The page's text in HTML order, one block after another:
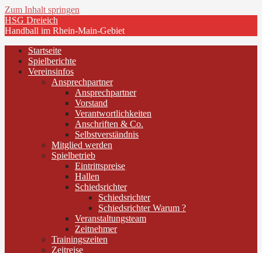
Zum Inhalt springen
HSG Dreieich
Handball im Rhein-Main-Gebiet
Startseite
Spielberichte
Vereinsinfos
Ansprechpartner
Ansprechpartner
Vorstand
Verantwortlichkeiten
Anschriften & Co.
Selbstverständnis
Mitglied werden
Spielbetrieb
Eintrittspreise
Hallen
Schiedsrichter
Schiedsrichter
Schiedsrichter Warum ?
Veranstaltungsteam
Zeitnehmer
Trainingszeiten
Zeitreise